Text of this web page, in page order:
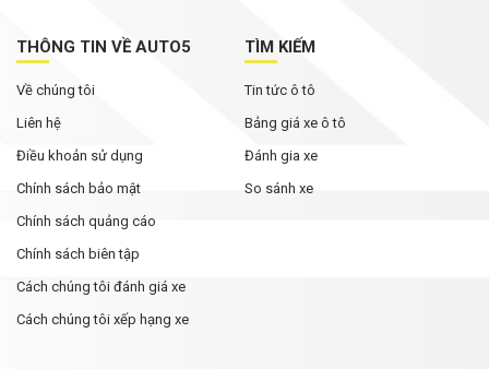
THÔNG TIN VỀ AUTO5
Về chúng tôi
Liên hệ
Điều khoản sử dụng
Chính sách bảo mật
Chính sách quảng cáo
Chính sách biên tập
Cách chúng tôi đánh giá xe
Cách chúng tôi xếp hạng xe
TÌM KIẾM
Tin tức ô tô
Bảng giá xe ô tô
Đánh gia xe
So sánh xe